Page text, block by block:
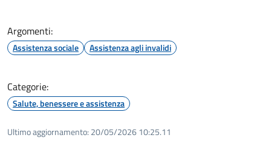
Argomenti:
Assistenza sociale Assistenza agli invalidi
Categorie:
Salute, benessere e assistenza
Ultimo aggiornamento: 20/05/2026 10:25.11